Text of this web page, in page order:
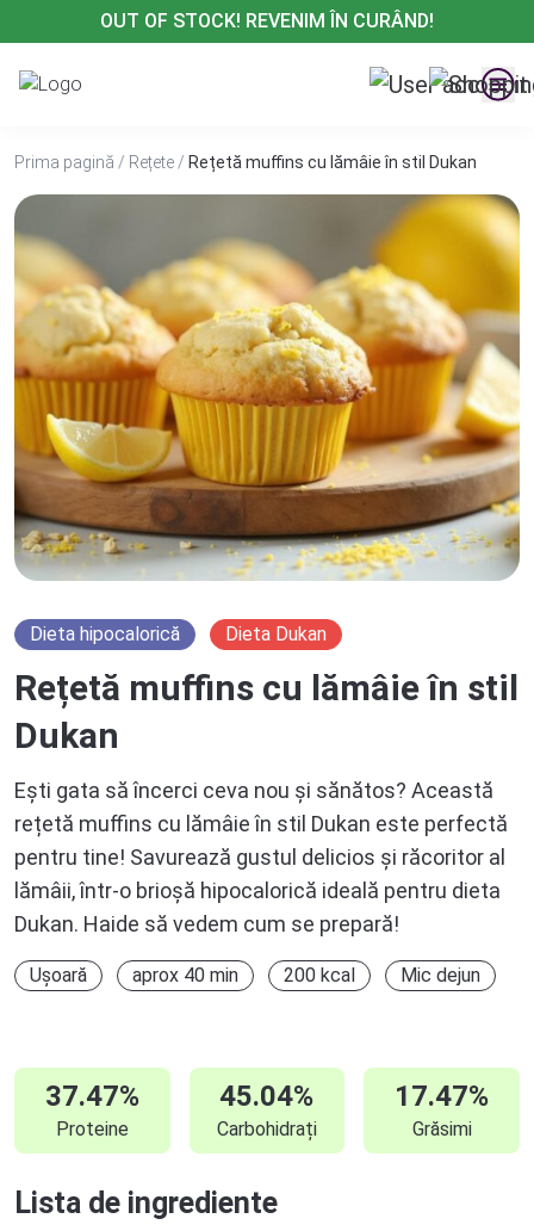
la
conținut
OUT OF STOCK! REVENIM ÎN CURÂND!
Prima pagină / Rețete / Rețetă muffins cu lămâie în stil Dukan
Dieta hipocalorică Dieta Dukan
Rețetă muffins cu lămâie în stil
Dukan
Ești gata să încerci ceva nou și sănătos? Această
rețetă muffins cu lămâie în stil Dukan este perfectă
pentru tine! Savurează gustul delicios și răcoritor al
lămâii, într-o brioșă hipocalorică ideală pentru dieta
Dukan. Haide să vedem cum se prepară!
Ușoară aprox 40 min 200 kcal Mic dejun
37.47%
Proteine
45.04%
Carbohidrați
17.47%
Grăsimi
Lista de ingrediente